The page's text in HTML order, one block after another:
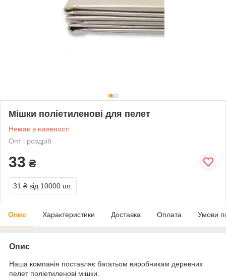
Мішки поліетиленові для пелет
Немає в наявності
Опт і роздріб
33 ₴
31 ₴ від 10000 шт.
Опис Характеристики Доставка Оплата Умови
Опис
Наша компанія поставляє багатьом виробникам деревних
пелет поліетиленові мішки.